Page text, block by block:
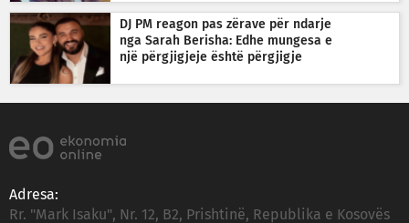
DJ PM reagon pas zërave për ndarje
nga Sarah Berisha: Edhe mungesa e
një përgjigjeje është përgjigje
Adresa:
Rr. "Mark Isaku", Nr. 12, B2, Prishtinë, Republika e Kosovës